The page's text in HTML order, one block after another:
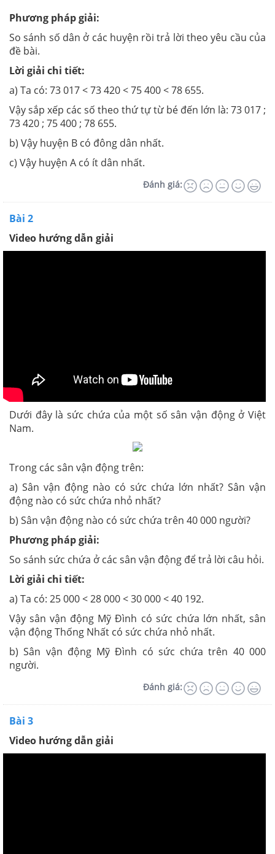
Phương pháp giải:
So sánh số dân ở các huyện rồi trả lời theo yêu cầu của
đề bài.
Lời giải chi tiết:
a) Ta có: 73 017 < 73 420 < 75 400 < 78 655.
Vậy sắp xếp các số theo thứ tự từ bé đến lớn là: 73 017 ;
73 420 ; 75 400 ; 78 655.
b) Vậy huyện B có đông dân nhất.
c) Vậy huyện A có ít dân nhất.
Đánh giá:
Bài 2
Video hướng dẫn giải
Dưới đây là sức chứa của một số sân vận động ở Việt
Nam.
Trong các sân vận động trên:
a) Sân vận động nào có sức chứa lớn nhất? Sân vận
động nào có sức chứa nhỏ nhất?
b) Sân vận động nào có sức chứa trên 40 000 người?
Phương pháp giải:
So sánh sức chứa ở các sân vận động để trả lời câu hỏi.
Lời giải chi tiết:
a) Ta có: 25 000 < 28 000 < 30 000 < 40 192.
Vậy sân vận động Mỹ Đình có sức chứa lớn nhất, sân
vận động Thống Nhất có sức chứa nhỏ nhất.
b) Sân vận động Mỹ Đình có sức chứa trên 40 000
người.
Đánh giá:
Bài 3
Video hướng dẫn giải